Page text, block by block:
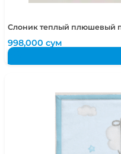
Слоник теплый плюшевый
998,000сум